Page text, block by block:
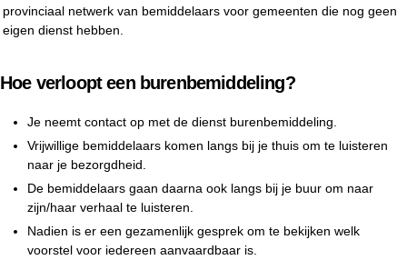
provinciaal netwerk van bemiddelaars voor gemeenten die nog geen
eigen dienst hebben.
Hoe verloopt een burenbemiddeling?
Je neemt contact op met de dienst burenbemiddeling.
Vrijwillige bemiddelaars komen langs bij je thuis om te luisteren
naar je bezorgdheid.
De bemiddelaars gaan daarna ook langs bij je buur om naar
zijn/haar verhaal te luisteren.
Nadien is er een gezamenlijk gesprek om te bekijken welk
voorstel voor iedereen aanvaardbaar is.